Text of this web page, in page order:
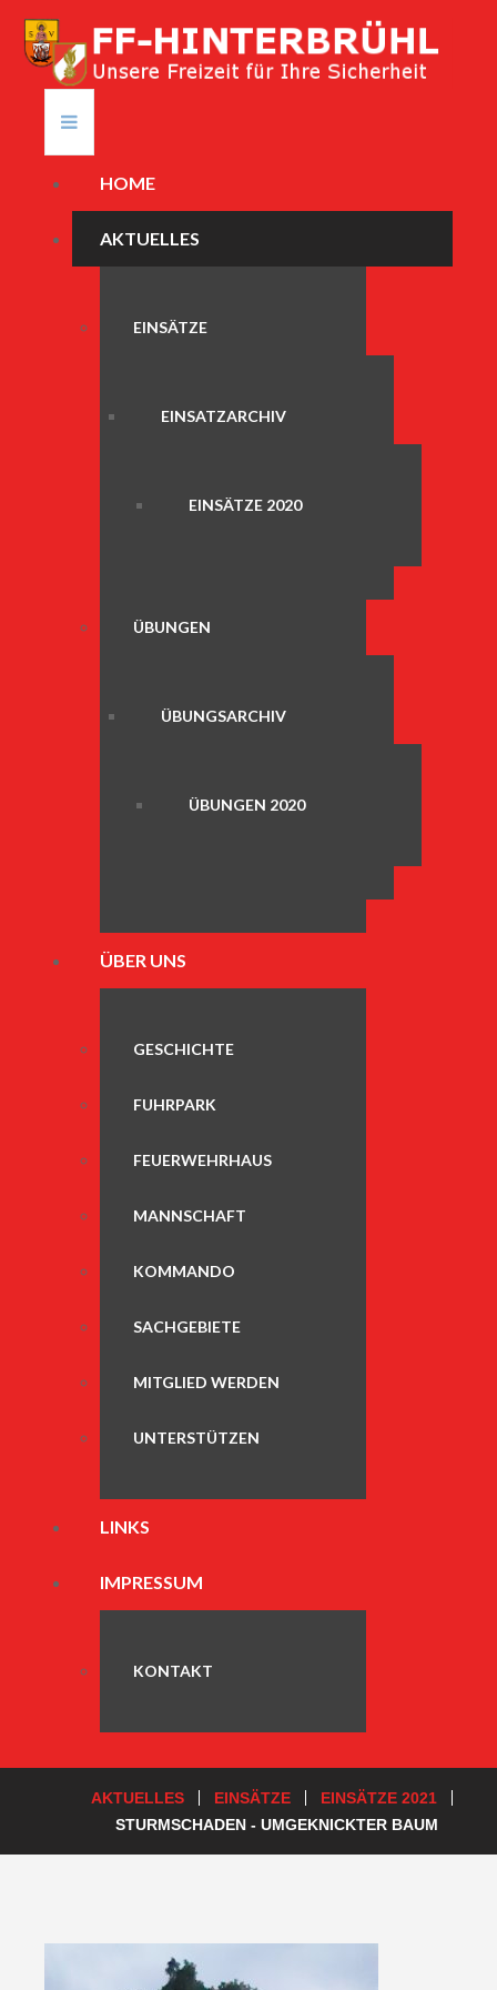
HOME
AKTUELLES
EINSÄTZE
EINSATZARCHIV
EINSÄTZE 2020
ÜBUNGEN
ÜBUNGSARCHIV
ÜBUNGEN 2020
ÜBER UNS
GESCHICHTE
FUHRPARK
FEUERWEHRHAUS
MANNSCHAFT
KOMMANDO
SACHGEBIETE
MITGLIED WERDEN
UNTERSTÜTZEN
LINKS
IMPRESSUM
KONTAKT
AKTUELLES EINSÄTZE
EINSÄTZE 2021
STURMSCHADEN - UMGEKNICKTER BAUM